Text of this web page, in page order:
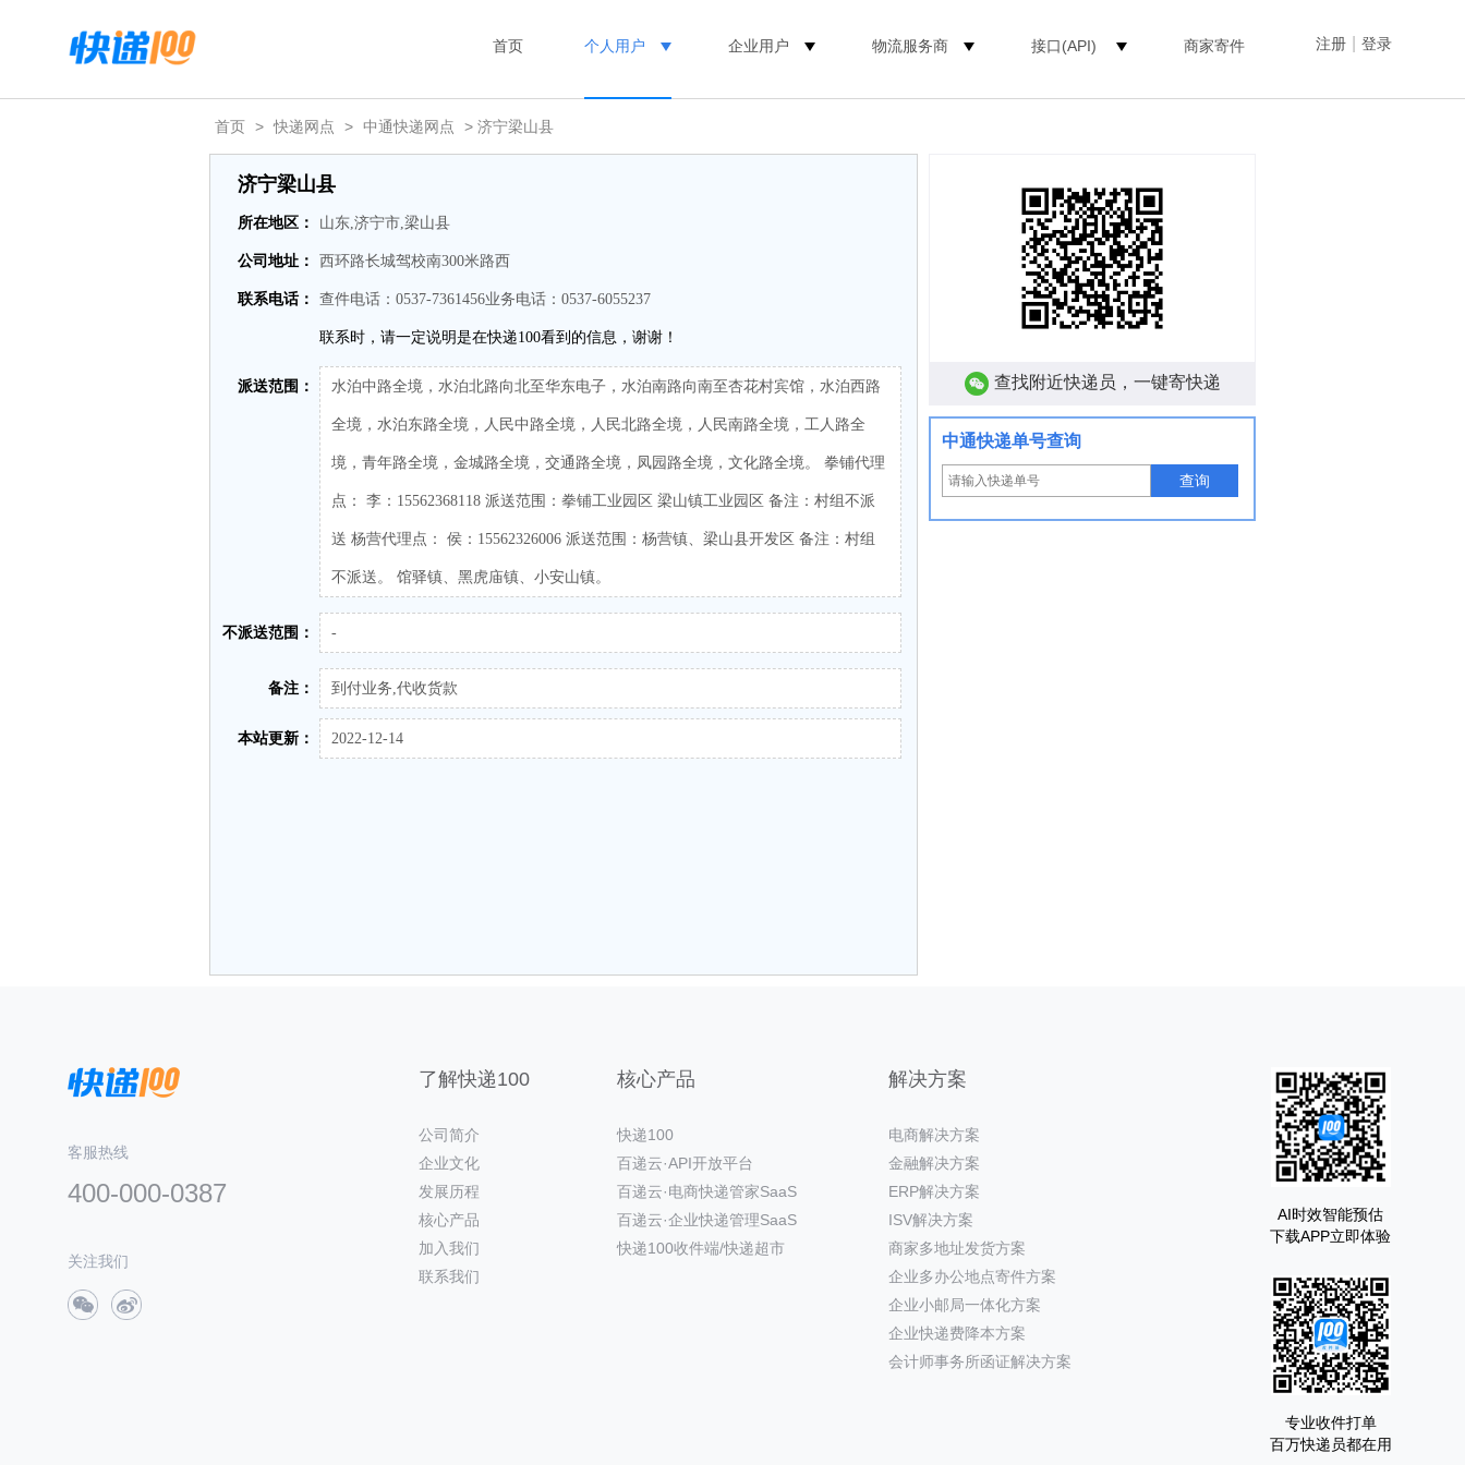
注册 登录
首页 个人用户 企业用户 物流服务商 接口(API) 商家寄件
首页 > 快递网点 > 中通快递网点 > 济宁梁山县
济宁梁山县
所在地区： 山东,济宁市,梁山县
公司地址： 西环路长城驾校南300米路西
联系电话： 查件电话：0537-7361456业务电话：0537-6055237
联系时，请一定说明是在快递100看到的信息，谢谢！
派送范围： 水泊中路全境，水泊北路向北至华东电子，水泊南路向南至杏花村宾馆，水泊西路
全境，水泊东路全境，人民中路全境，人民北路全境，人民南路全境，工人路全
境，青年路全境，金城路全境，交通路全境，凤园路全境，文化路全境。 拳铺代理
点： 李：15562368118 派送范围：拳铺工业园区 梁山镇工业园区 备注：村组不派
送 杨营代理点： 侯：15562326006 派送范围：杨营镇、梁山县开发区 备注：村组
不派送。 馆驿镇、黑虎庙镇、小安山镇。
不派送范围： -
备注： 到付业务,代收货款
本站更新： 2022-12-14
查找附近快递员，一键寄快递
中通快递单号查询
查询
客服热线
400-000-0387
关注我们
了解快递100
公司简介
企业文化
发展历程
核心产品
加入我们
联系我们
核心产品
快递100
百递云·API开放平台
百递云·电商快递管家SaaS
百递云·企业快递管理SaaS
快递100收件端/快递超市
解决方案
电商解决方案
金融解决方案
ERP解决方案
ISV解决方案
商家多地址发货方案
企业多办公地点寄件方案
企业小邮局一体化方案
企业快递费降本方案
会计师事务所函证解决方案
AI时效智能预估
下载APP立即体验
专业收件打单
百万快递员都在用